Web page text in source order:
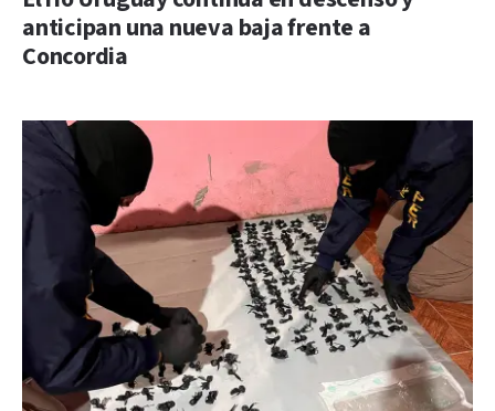
anticipan una nueva baja frente a
Concordia